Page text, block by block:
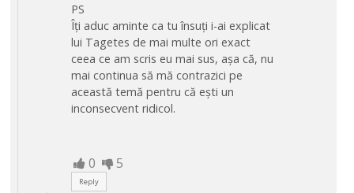
PS
Îți aduc aminte ca tu însuți i-ai explicat
lui Tagetes de mai multe ori exact
ceea ce am scris eu mai sus, așa că, nu
mai continua să mă contrazici pe
această temă pentru că ești un
inconsecvent ridicol.
0 5
Reply